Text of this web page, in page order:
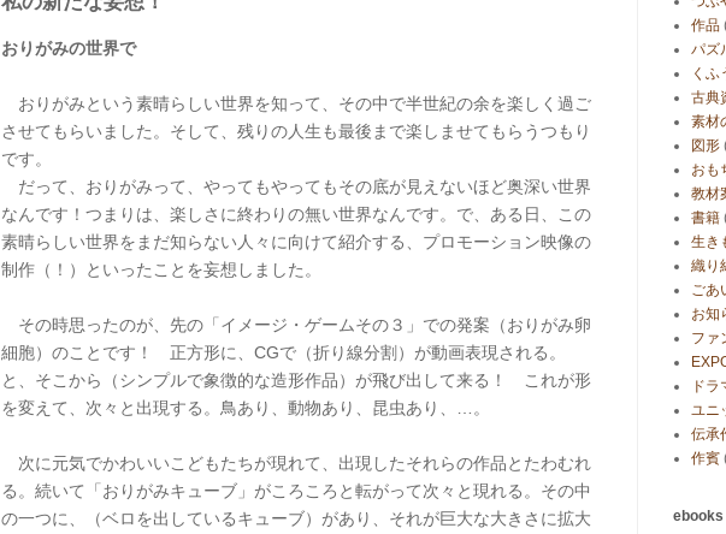
おりがみの世界で
おりがみという素晴らしい世界を知って、その中で半世紀の余を楽しく過ご
させてもらいました。そして、残りの人生も最後まで楽しませてもらうつもり
です。
だって、おりがみって、やってもやってもその底が見えないほど奥深い世界
なんです！つまりは、楽しさに終わりの無い世界なんです。で、ある日、この
素晴らしい世界をまだ知らない人々に向けて紹介する、プロモーション映像の
制作（！）といったことを妄想しました。
その時思ったのが、先の「イメージ・ゲームその３」での発案（おりがみ卵
細胞）のことです！ 正方形に、CGで（折り線分割）が動画表現される。
と、そこから（シンプルで象徴的な造形作品）が飛び出して来る！ これが形
を変えて、次々と出現する。鳥あり、動物あり、昆虫あり、…。
次に元気でかわいいこどもたちが現れて、出現したそれらの作品とたわむれ
る。続いて「おりがみキューブ」がころころと転がって次々と現れる。その中
の一つに、（ベロを出しているキューブ）があり、それが巨大な大きさに拡大
作品
パズ
くふ
古典
素材
図形
おも
教材
書籍
生き
織り
ごあ
お知
ファ
ドラ
ユニ
伝承
作賓
ebooks